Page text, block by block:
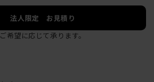
法人限定 お見積り
ご希望に応じて承ります。